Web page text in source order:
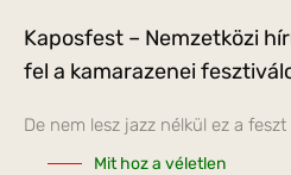
Kaposfest – Nemzetközi
fel a kamarazenei
De nem lesz jazz nélkül ez a feszt
Mit hoz a véletlen